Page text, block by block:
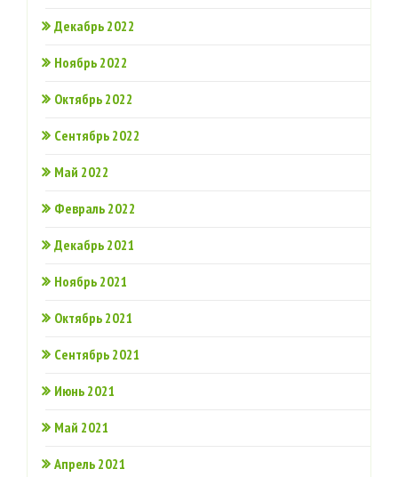
Декабрь 2022
Ноябрь 2022
Октябрь 2022
Сентябрь 2022
Май 2022
Февраль 2022
Декабрь 2021
Ноябрь 2021
Октябрь 2021
Сентябрь 2021
Июнь 2021
Май 2021
Апрель 2021